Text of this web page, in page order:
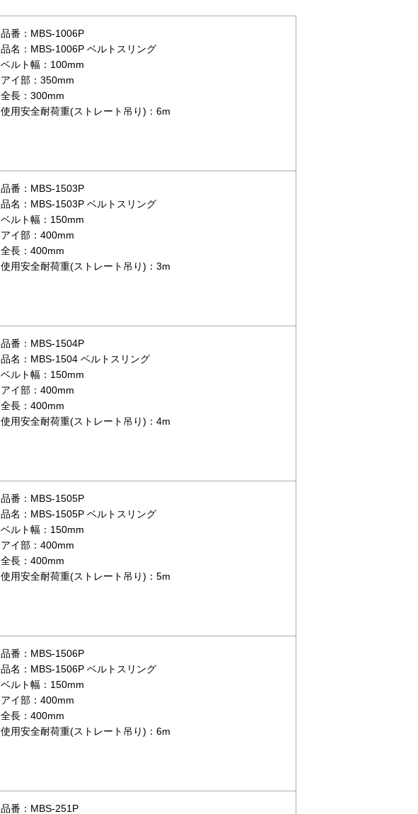
品番：MBS-1006P
品名：MBS-1006P ベルトスリング
ベルト幅：100mm
アイ部：350mm
全長：300mm
使用安全耐荷重(ストレート吊り)：6m
品番：MBS-1503P
品名：MBS-1503P ベルトスリング
ベルト幅：150mm
アイ部：400mm
全長：400mm
使用安全耐荷重(ストレート吊り)：3m
品番：MBS-1504P
品名：MBS-1504 ベルトスリング
ベルト幅：150mm
アイ部：400mm
全長：400mm
使用安全耐荷重(ストレート吊り)：4m
品番：MBS-1505P
品名：MBS-1505P ベルトスリング
ベルト幅：150mm
アイ部：400mm
全長：400mm
使用安全耐荷重(ストレート吊り)：5m
品番：MBS-1506P
品名：MBS-1506P ベルトスリング
ベルト幅：150mm
アイ部：400mm
全長：400mm
使用安全耐荷重(ストレート吊り)：6m
品番：MBS-251P